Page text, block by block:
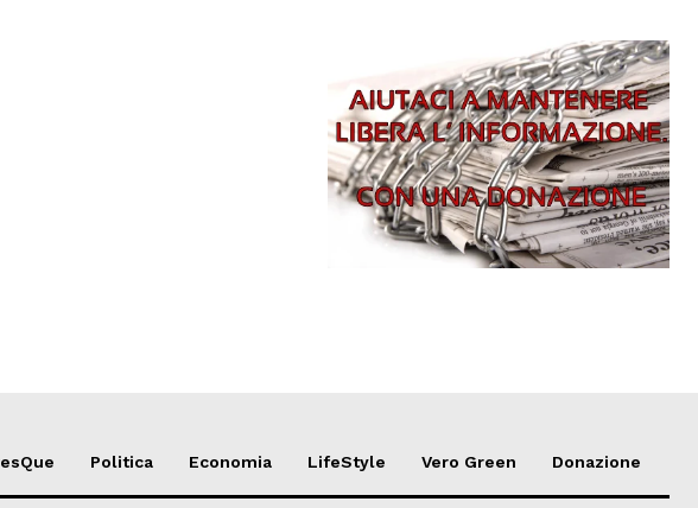
Politica Economia LifeStyle Vero Green Donazione